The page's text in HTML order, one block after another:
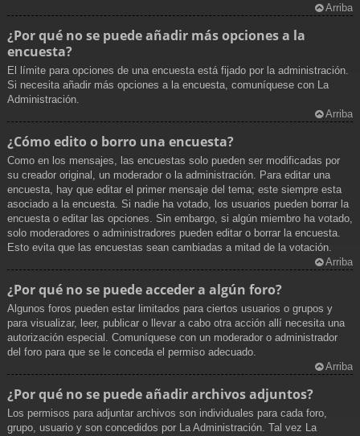
Arriba
¿Por qué no se puede añadir más opciones a la
encuesta?
El límite para opciones de una encuesta está fijado por la administración.
Si necesita añadir más opciones a la encuesta, comuníquese con La
Administración.
Arriba
¿Cómo edito o borro una encuesta?
Como en los mensajes, las encuestas solo pueden ser modificadas por
su creador original, un moderador o la administración. Para editar una
encuesta, hay que editar el primer mensaje del tema; este siempre esta
asociado a la encuesta. Si nadie ha votado, los usuarios pueden borrar la
encuesta o editar las opciones. Sin embargo, si algún miembro ha votado,
solo moderadores o administradores pueden editar o borrar la encuesta.
Esto evita que las encuestas sean cambiadas a mitad de la votación.
Arriba
¿Por qué no se puede acceder a algún foro?
Algunos foros pueden estar limitados para ciertos usuarios o grupos y
para visualizar, leer, publicar o llevar a cabo otra acción allí necesita una
autorización especial. Comuníquese con un moderador o administrador
del foro para que se le conceda el permiso adecuado.
Arriba
¿Por qué no se puede añadir archivos adjuntos?
Los permisos para adjuntar archivos son individuales para cada foro,
grupo, usuario y son concedidos por La Administración. Tal vez La